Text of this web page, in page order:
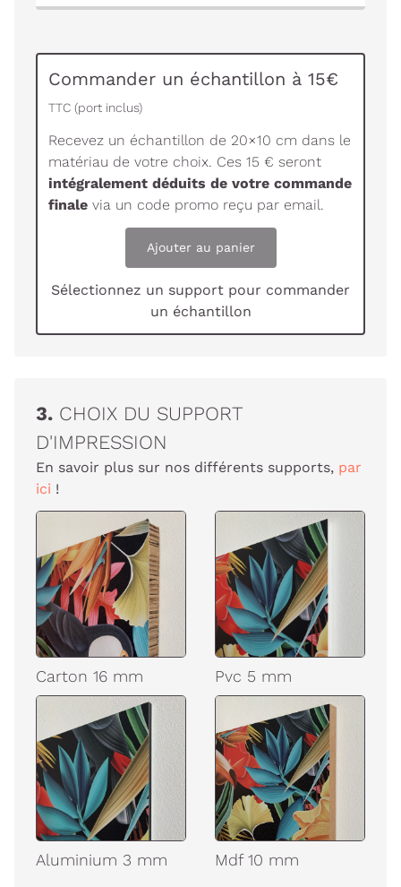
Commander un échantillon à 15€
TTC (port inclus)
Recevez un échantillon de 20×10 cm dans le
matériau de votre choix. Ces 15 € seront
intégralement déduits de votre commande
finale via un code promo reçu par email.
Ajouter au panier
Sélectionnez un support pour commander
un échantillon
3. CHOIX DU SUPPORT
D'IMPRESSION
En savoir plus sur nos différents supports, par
ici !
Carton 16 mm Pvc 5 mm
Aluminium 3 mm Mdf 10 mm